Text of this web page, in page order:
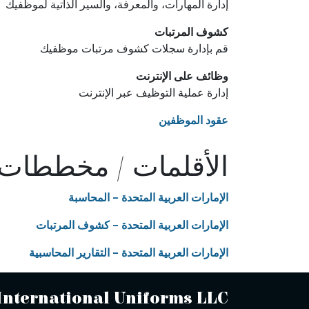
إدارة المهارات، والمعرفة، والسير الذاتية لموظفيك
كشوف المرتبات
قم بإدارة سجلات كشوف مرتبات موظفيك
وظائف على الإنترنت
إدارة عملية التوظيف عبر الإنترنت
عقود الموظفين
الأقلمات / مخططات
الإمارات العربية المتحدة - المحاسبة
الإمارات العربية المتحدة - كشوف المرتبات
الإمارات العربية المتحدة - التقارير المحاسبية
Uniforms LLC